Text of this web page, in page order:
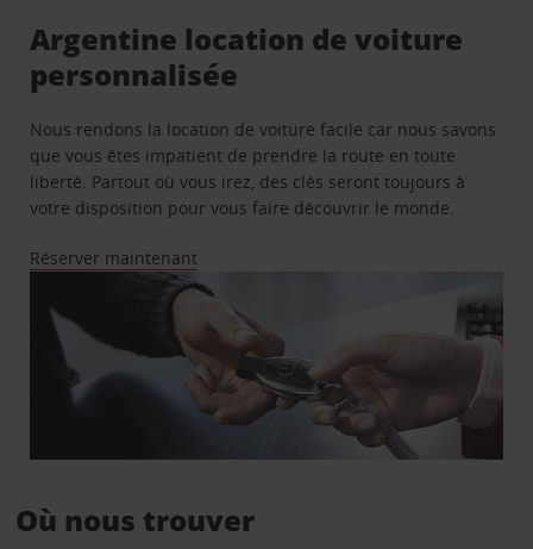
Argentine location de voiture
personnalisée
Nous rendons la location de voiture facile car nous savons
que vous êtes impatient de prendre la route en toute
liberté. Partout où vous irez, des clés seront toujours à
votre disposition pour vous faire découvrir le monde.
Réserver maintenant
Où nous trouver